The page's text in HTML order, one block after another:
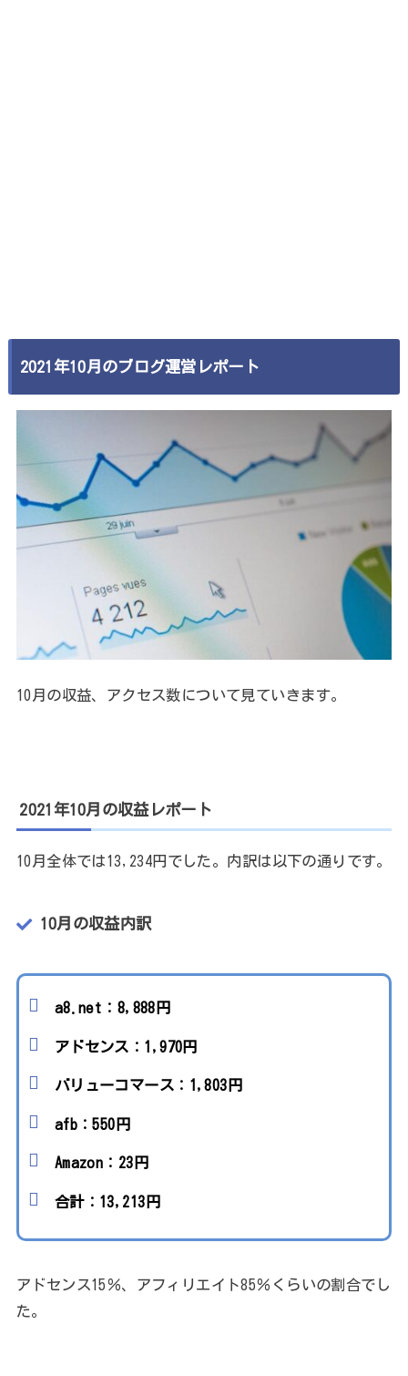
2021年10月のブログ運営レポート
10月の収益、アクセス数について見ていきます。
2021年10月の収益レポート
10月全体では13,234円でした。内訳は以下の通りです。
10月の収益内訳
a8.net：8,888円
アドセンス：1,970円
バリューコマース：1,803円
afb：550円
Amazon：23円
合計：13,213円
アドセンス15％、アフィリエイト85％くらいの割合でし
た。